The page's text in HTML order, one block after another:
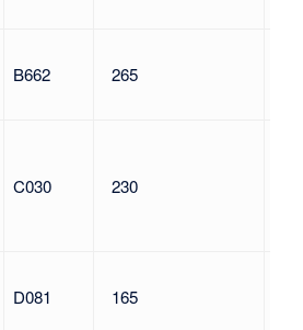
B662 265
C030 230
D081 165